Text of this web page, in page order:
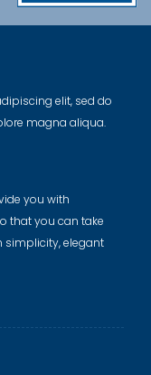
elit, sed do
magna aliqua.
you with
that you can take
simplicity, elegant